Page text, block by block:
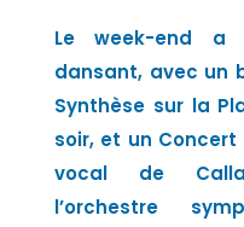
Le week-end
dansant, avec un
Synthèse sur la
soir, et un Concert
vocal de
l’orchestre